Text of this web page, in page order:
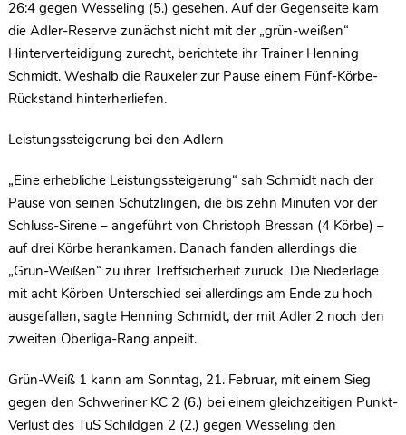
26:4 gegen Wesseling (5.) gesehen. Auf der Gegenseite kam
die Adler-Reserve zunächst nicht mit der „grün-weißen“
Hinterverteidigung zurecht, berichtete ihr Trainer Henning
Schmidt. Weshalb die Rauxeler zur Pause einem Fünf-Körbe-
Rückstand hinterherliefen.
Leistungssteigerung bei den Adlern
„Eine erhebliche Leistungssteigerung“ sah Schmidt nach der
Pause von seinen Schützlingen, die bis zehn Minuten vor der
Schluss-Sirene – angeführt von Christoph Bressan (4 Körbe) –
auf drei Körbe herankamen. Danach fanden allerdings die
„Grün-Weißen“ zu ihrer Treffsicherheit zurück. Die Niederlage
mit acht Körben Unterschied sei allerdings am Ende zu hoch
ausgefallen, sagte Henning Schmidt, der mit Adler 2 noch den
zweiten Oberliga-Rang anpeilt.
Grün-Weiß 1 kann am Sonntag, 21. Februar, mit einem Sieg
gegen den Schweriner KC 2 (6.) bei einem gleichzeitigen Punkt-
Verlust des TuS Schildgen 2 (2.) gegen Wesseling den